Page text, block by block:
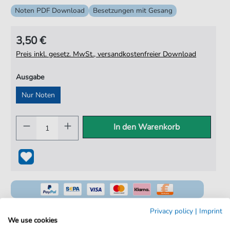
Noten PDF Download Besetzungen mit Gesang
3,50 €
Preis inkl. gesetz. MwSt., versandkostenfreier Download
Ausgabe
Nur Noten
In den Warenkorb
Privacy policy | Imprint
We use cookies